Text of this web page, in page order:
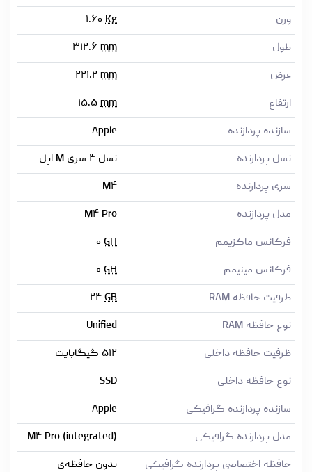
وزن
۱.۶۰ Kg
طول
۳۱۲.۶ mm
عرض
۲۲۱.۲ mm
ارتفاع
۱۵.۵ mm
سازنده پردازنده
Apple
نسل پردازنده
نسل ۴ سری M اپل
سری پردازنده
M۴
مدل پردازنده
M۴ Pro
فرکانس ماکزیمم
۰ GH
فرکانس مینیمم
۰ GH
ظرفیت حافظه RAM
۲۴ GB
نوع حافظه RAM
Unified
ظرفیت حافظه داخلی
۵۱۲ گیگابایت
نوع حافظه داخلی
SSD
سازنده پردازنده گرافیکی
Apple
مدل پردازنده گرافیکی
M۴ Pro (integrated)
حافظه اختصاصی پردازنده گرافیکی
بدون حافظه‌ی